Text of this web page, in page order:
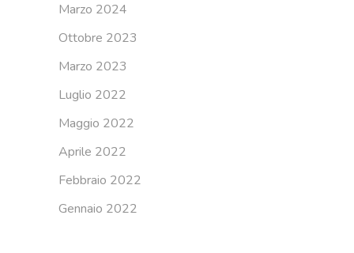
Marzo 2024
Ottobre 2023
Marzo 2023
Luglio 2022
Maggio 2022
Aprile 2022
Febbraio 2022
Gennaio 2022